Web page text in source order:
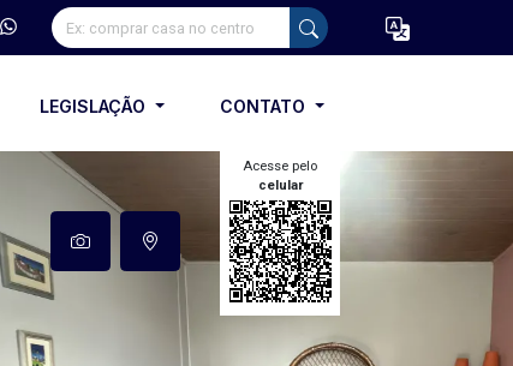
LEGISLAÇÃO CONTATO
Acesse pelo
celular